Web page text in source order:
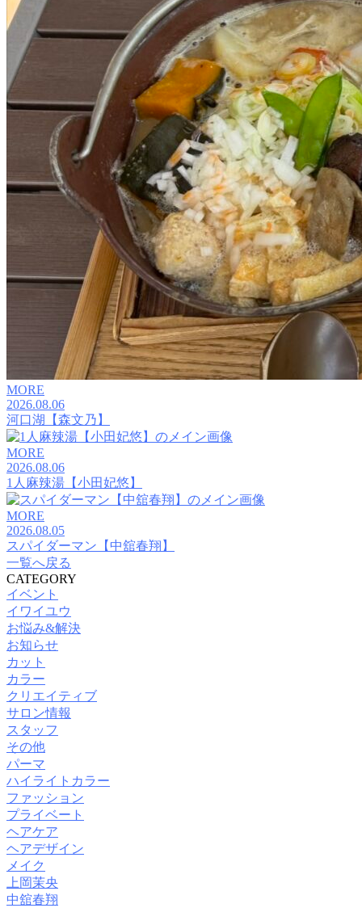
MORE
2026.08.06
河口湖【森文乃】
MORE
2026.08.06
1人麻辣湯【小田妃悠】
MORE
2026.08.05
スパイダーマン【中舘春翔】
一覧へ戻る
CATEGORY
イベント
イワイユウ
お悩み&解決
お知らせ
カット
カラー
クリエイティブ
サロン情報
スタッフ
その他
パーマ
ハイライトカラー
ファッション
プライベート
ヘアケア
ヘアデザイン
メイク
上岡茉央
中舘春翔